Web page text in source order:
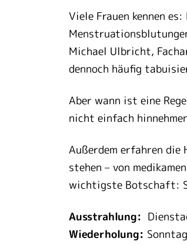
Viele Frauen kennen
Michael Ulbricht,
dennoch häufig
Aber wann ist eine
nicht einfach
Außerdem erfahren die
stehen – von
wichtigste Botschaft:
Ausstrahlung:
Wiederholung: